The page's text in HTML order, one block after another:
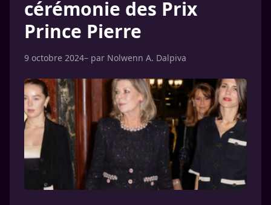
cérémonie des Prix
Prince Pierre
9 octobre 2024– par Nolwenn A. Dalpiva